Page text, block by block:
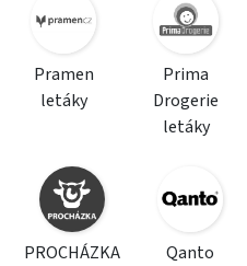
Pramen
letáky
Prima
Drogerie
letáky
PROCHÁZKA
Qanto